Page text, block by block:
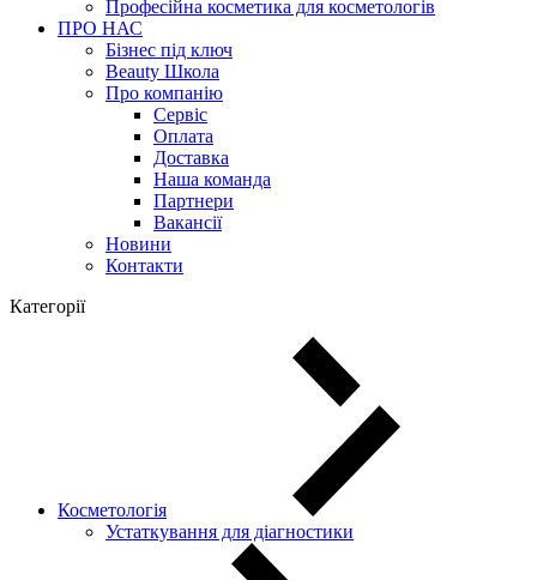
Професійна косметика для косметологів
ПРО НАС
Бізнес під ключ
Beauty Школа
Про компанію
Сервіс
Оплата
Доставка
Наша команда
Партнери
Вакансії
Новини
Контакти
Категорії
Косметологія
Устаткування для діагностики